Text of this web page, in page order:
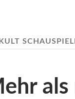
KULT
als